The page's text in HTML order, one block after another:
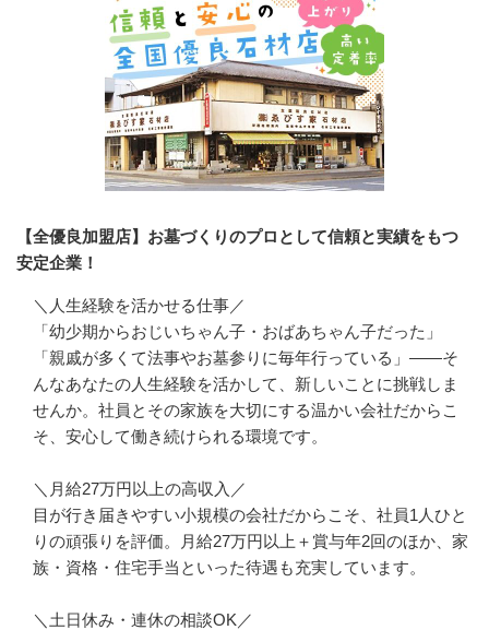
【全優良加盟店】お墓づくりのプロとして信頼と実績をもつ
安定企業！
＼人生経験を活かせる仕事／
「幼少期からおじいちゃん子・おばあちゃん子だった」
「親戚が多くて法事やお墓参りに毎年行っている」――そ
んなあなたの人生経験を活かして、新しいことに挑戦しま
せんか。社員とその家族を大切にする温かい会社だからこ
そ、安心して働き続けられる環境です。
＼月給27万円以上の高収入／
目が行き届きやすい小規模の会社だからこそ、社員1人ひと
りの頑張りを評価。月給27万円以上＋賞与年2回のほか、家
族・資格・住宅手当といった待遇も充実しています。
＼土日休み・連休の相談OK／